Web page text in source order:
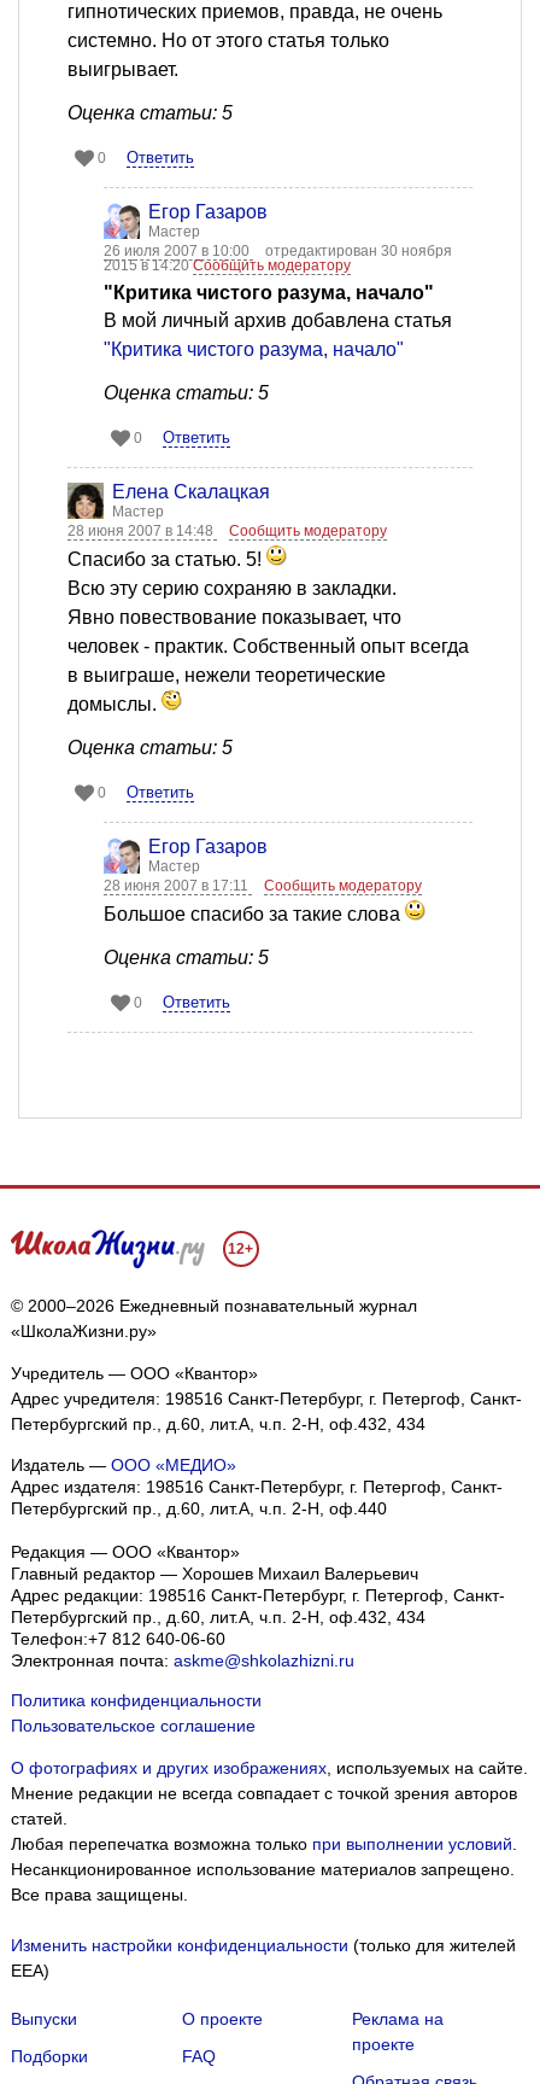
гипнотических приемов, правда, не очень
системно. Но от этого статья только
выигрывает.
Оценка статьи: 5
0 Ответить
Егор Газаров
Мастер
26 июля 2007 в 10:00
отредактирован 30 ноября
2015 в 14:20Сообщить модератору
"Критика чистого разума, начало"
В мой личный архив добавлена статья
"Критика чистого разума, начало"
Оценка статьи: 5
0 Ответить
Елена Скалацкая
Мастер
28 июня 2007 в 14:48
Сообщить модератору
Спасибо за статью. 5!
Всю эту серию сохраняю в закладки.
Явно повествование показывает, что
человек - практик. Собственный опыт всегда
в выиграше, нежели теоретические
домыслы.
Оценка статьи: 5
0 Ответить
Егор Газаров
Мастер
28 июня 2007 в 17:11
Сообщить модератору
Большое спасибо за такие слова
Оценка статьи: 5
0 Ответить
12+
© 2000–2026 Ежедневный познавательный журнал
«ШколаЖизни.ру»
Учредитель — ООО «Квантор»
Адрес учредителя: 198516 Санкт-Петербург, г. Петергоф, Санкт-
Петербургский пр., д.60, лит.А, ч.п. 2-Н, оф.432, 434
Издатель — ООО «МЕДИО»
Адрес издателя: 198516 Санкт-Петербург, г. Петергоф, Санкт-
Петербургский пр., д.60, лит.А, ч.п. 2-Н, оф.440
Редакция — ООО «Квантор»
Главный редактор — Хорошев Михаил Валерьевич
Адрес редакции: 198516 Санкт-Петербург, г. Петергоф, Санкт-
Петербургский пр., д.60, лит.А, ч.п. 2-Н, оф.432, 434
Телефон:+7 812 640-06-60
Электронная почта: askme@shkolazhizni.ru
Политика конфиденциальности
Пользовательское соглашение
О фотографиях и других изображениях, используемых на сайте.
Мнение редакции не всегда совпадает с точкой зрения авторов
статей.
Любая перепечатка возможна только при выполнении условий.
Несанкционированное использование материалов запрещено.
Все права защищены.
Изменить настройки конфиденциальности (только для жителей
EEA)
Выпуски
Подборки
О проекте
FAQ
Реклама на
проекте